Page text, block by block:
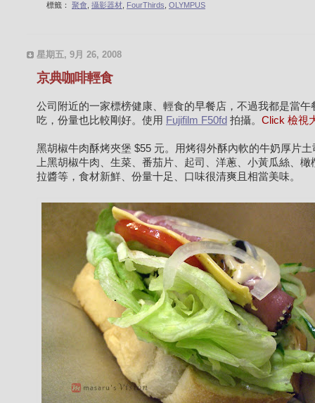
標籤： 聚會 攝影器材 FourThirds OLYMPUS
星期五, 9月 26, 2008
京典咖啡輕食
公司附近的一家標榜健康、輕食的早餐店，不過我都是當午
吃，份量也比較剛好。使用 Fujifilm F50fd 拍攝。 Click 檢視
黑胡椒牛肉酥烤夾堡 $55 元。用烤得外酥內軟的牛奶厚片土
上黑胡椒牛肉、生菜、番茄片、起司、洋蔥、小黃瓜絲、橄
拉醬等，食材新鮮、份量十足、口味很清爽且相當美味。